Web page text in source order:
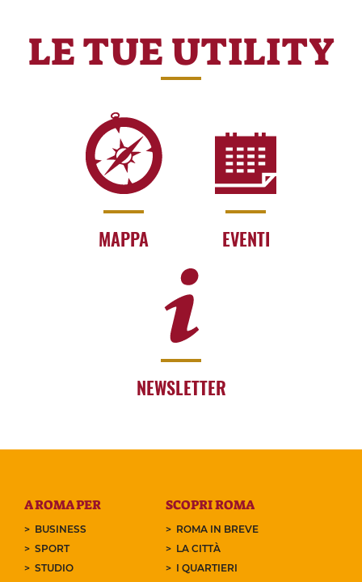
LE TUE UTILITY
MAPPA EVENTI
NEWSLETTER
A ROMA PER
BUSINESS
SPORT
STUDIO
SCOPRI ROMA
ROMA IN BREVE
LA CITTÀ
I QUARTIERI